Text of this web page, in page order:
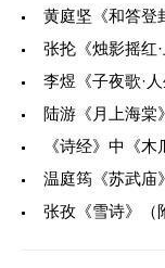
黄庭坚《和答登
张抡《烛影摇红
李煜《子夜歌·
陆游《月上海棠
《诗经》中《木
温庭筠《苏武庙
张孜《雪诗》（